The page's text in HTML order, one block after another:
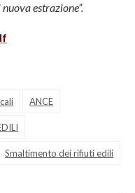
estrazione”.
ANCE
Smaltimento dei rifiuti edili